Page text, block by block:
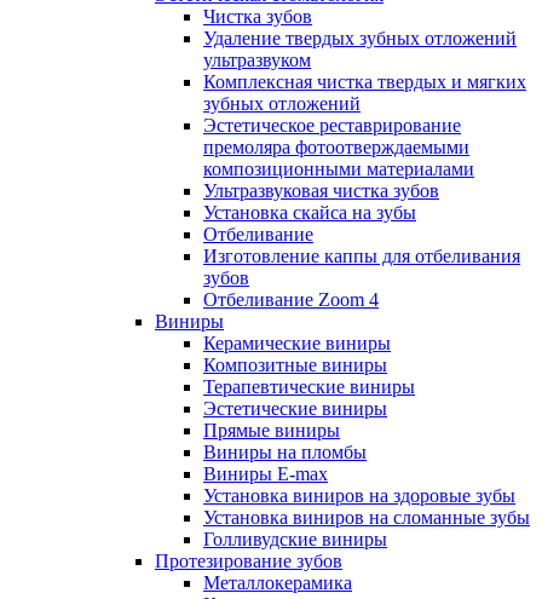
Чистка зубов
Удаление твердых зубных отложений
ультразвуком
Комплексная чистка твердых и мягких
зубных отложений
Эстетическое реставрирование
премоляра фотоотверждаемыми
композиционными материалами
Ультразвуковая чистка зубов
Установка скайса на зубы
Отбеливание
Изготовление каппы для отбеливания
зубов
Отбеливание Zoom 4
Виниры
Керамические виниры
Композитные виниры
Терапевтические виниры
Эстетические виниры
Прямые виниры
Виниры на пломбы
Виниры E-max
Установка виниров на здоровые зубы
Установка виниров на сломанные зубы
Голливудские виниры
Протезирование зубов
Металлокерамика